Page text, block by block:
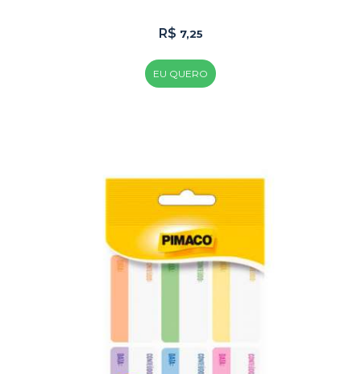
R$ 7,25
EU QUERO